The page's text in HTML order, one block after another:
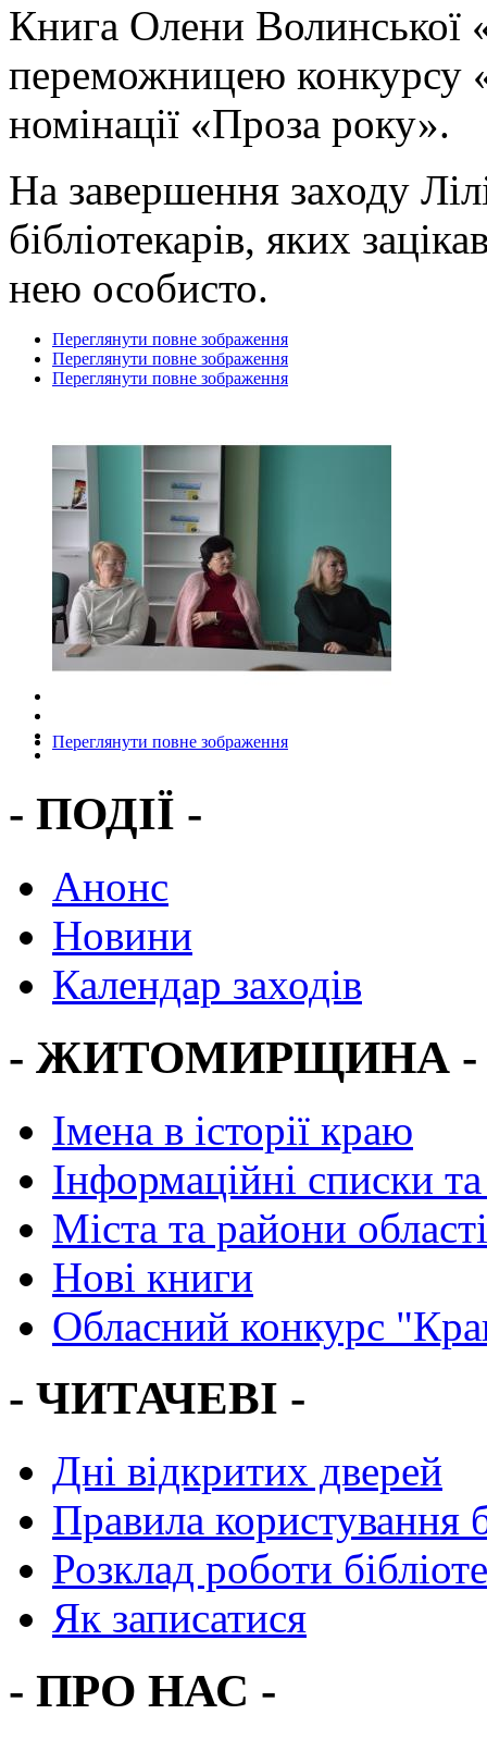
Книга Олени Волинської
переможницею конкурсу
номінації «Проза року».
На завершення заходу
бібліотекарів, яких
нею особисто.
Переглянути повне зображення
Переглянути повне зображення
Переглянути повне зображення
Переглянути повне зображення
- ПОДІЇ -
Анонс
Новини
Календар заходів
- ЖИТОМИРЩИНА -
Імена в історії краю
Інформаційні списки
Міста та райони області
Нові книги
Обласний конкурс
- ЧИТАЧЕВІ -
Дні відкритих дверей
Правила користування
Розклад роботи
Як записатися
- ПРО НАС -